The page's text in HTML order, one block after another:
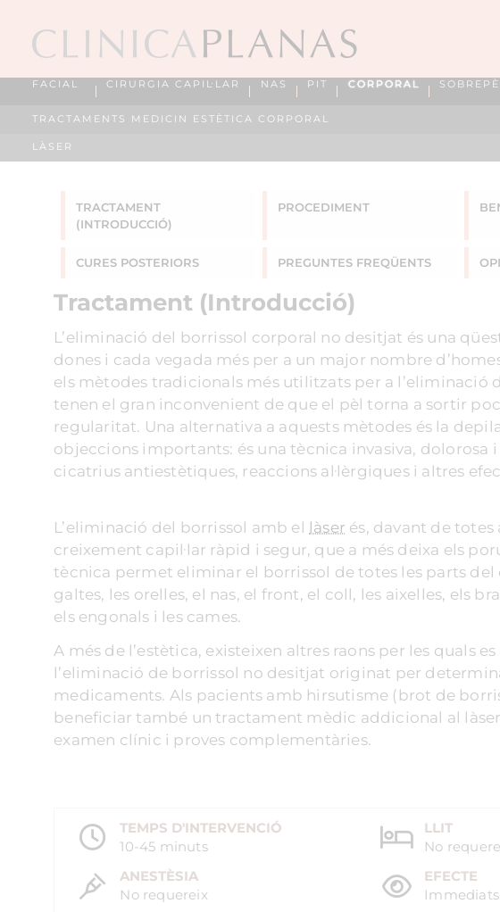
FACIAL CIRURGIA CAPIL·LAR NAS PIT CORPORAL
TRACTAMENTS MEDICIN ESTÈTICA CORPORAL
LÀSER
TRACTAMENT
(INTRODUCCIÓ)
PROCEDIMENT
CURES POSTERIORS PREGUNTES FREQÜENTS
Tractament (Introducció)
L’eliminació del borrissol corporal no desitjat és una
dones i cada vegada més per a un major nombre
els mètodes tradicionals més utilitzats per a l’eliminació
tenen el gran inconvenient de que el pèl torna a sortir
regularitat. Una alternativa a aquests mètodes és la
objeccions importants: és una tècnica invasiva,
cicatrius antiestètiques, reaccions al·lèrgiques i altres
L’eliminació del borrissol amb el làser és, davant de
creixement capil·lar ràpid i segur, que a més deixa els
tècnica permet eliminar el borrissol de totes les parts
galtes, les orelles, el nas, el front, el coll, les aixelles, els
els engonals i les cames.
A més de l’estètica, existeixen altres raons per les quals
l’eliminació de borrissol no desitjat originat per
medicaments. Als pacients amb hirsutisme (brot de
beneficiar també un tractament mèdic addicional al
examen clínic i proves complementàries.
TEMPS D'INTERVENCIÓ
10-45 minuts
LLIT
No
ANESTÈSIA
No requereix
EFECTE
Immediats